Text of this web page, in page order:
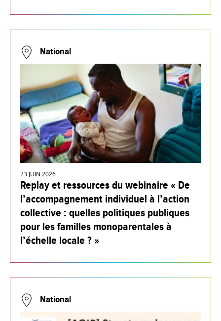
National
23 JUIN 2026
Replay et ressources du webinaire « De
l’accompagnement individuel à l’action
collective : quelles politiques publiques
pour les familles monoparentales à
l’échelle locale ? »
National